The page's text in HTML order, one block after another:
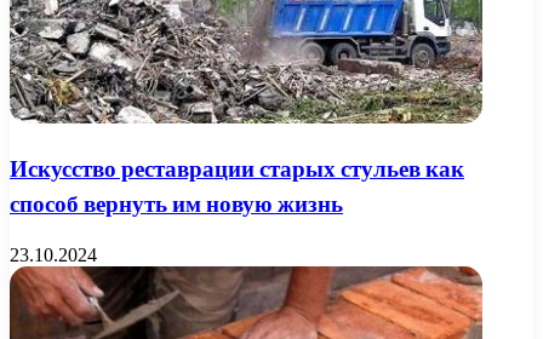
Искусство реставрации старых стульев как
способ вернуть им новую жизнь
23.10.2024